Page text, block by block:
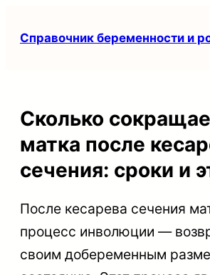
Справочник беременности и
Сколько
матка после
сечения: сроки и
После кесарева сечения
процесс инволюции —
своим добеременным